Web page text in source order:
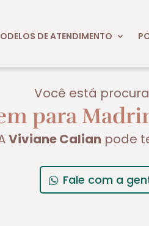
DE ATENDIMENTO
Você está
para
Viviane Calian pode
Fale com a